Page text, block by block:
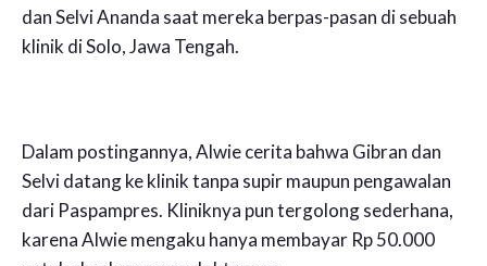
dan Selvi Ananda saat mereka berpas-pasan di sebuah
klinik di Solo, Jawa Tengah.
Dalam postingannya, Alwie cerita bahwa Gibran dan
Selvi datang ke klinik tanpa supir maupun pengawalan
dari Paspampres. Kliniknya pun tergolong sederhana,
karena Alwie mengaku hanya membayar Rp 50.000